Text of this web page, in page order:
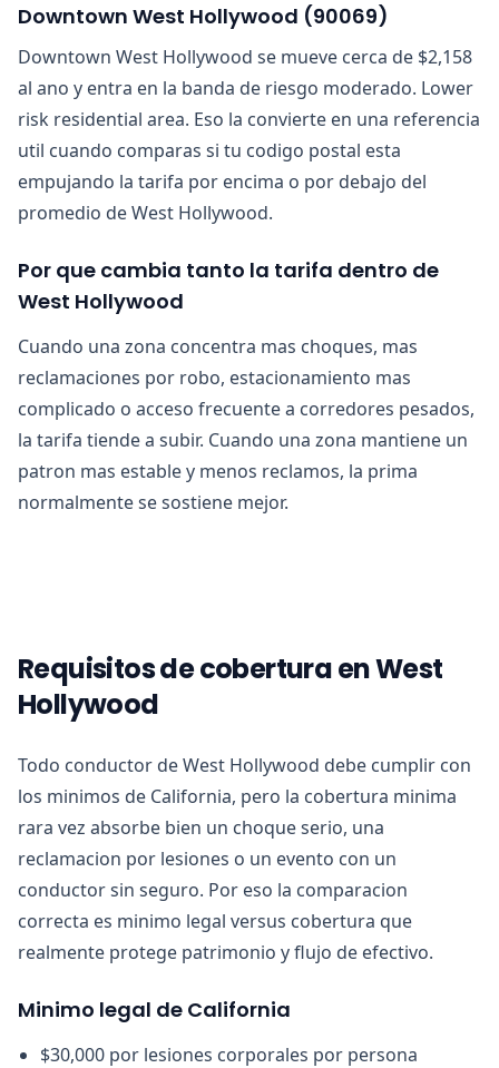
Downtown West Hollywood (90069)
Downtown West Hollywood se mueve cerca de $2,158
al ano y entra en la banda de riesgo moderado. Lower
risk residential area. Eso la convierte en una referencia
util cuando comparas si tu codigo postal esta
empujando la tarifa por encima o por debajo del
promedio de West Hollywood.
Por que cambia tanto la tarifa dentro de
West Hollywood
Cuando una zona concentra mas choques, mas
reclamaciones por robo, estacionamiento mas
complicado o acceso frecuente a corredores pesados,
la tarifa tiende a subir. Cuando una zona mantiene un
patron mas estable y menos reclamos, la prima
normalmente se sostiene mejor.
Requisitos de cobertura en West
Hollywood
Todo conductor de West Hollywood debe cumplir con
los minimos de California, pero la cobertura minima
rara vez absorbe bien un choque serio, una
reclamacion por lesiones o un evento con un
conductor sin seguro. Por eso la comparacion
correcta es minimo legal versus cobertura que
realmente protege patrimonio y flujo de efectivo.
Minimo legal de California
$30,000 por lesiones corporales por persona